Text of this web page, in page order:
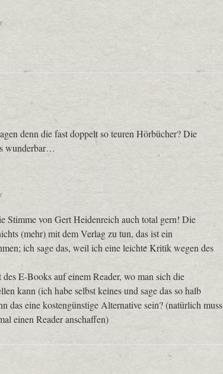
denn die fast doppelt so teuren Hörbücher? Die
wunderbar…
Stimme von Gert Heidenreich auch total gern! Die
(mehr) mit dem Verlag zu tun, das ist ein
ich sage das, weil ich eine leichte Kritik wegen des
E-Books auf einem Reader, wo man sich die
kann (ich habe selbst keines und sage das so halb
das eine kostengünstige Alternative sein? (natürlich muss
einen Reader anschaffen)